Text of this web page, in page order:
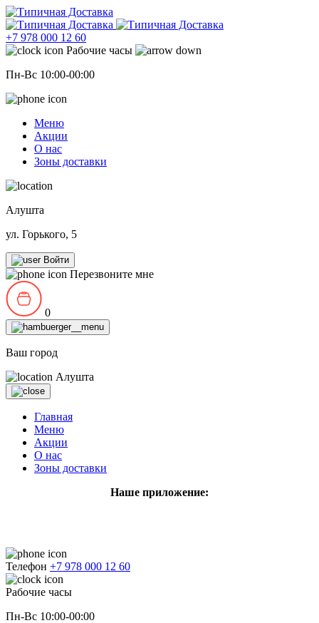
+7 978 000 12 60
Рабочие часы
Пн-Вс 10:00-00:00
Меню
Акции
О нас
Зоны доставки
Алушта
ул. Горького, 5
Войти
Перезвоните мне
0
Ваш город
Алушта
Главная
Меню
Акции
О нас
Зоны доставки
Наше приложение:
Телефон +7 978 000 12 60
Рабочие часы
Пн-Вс 10:00-00:00